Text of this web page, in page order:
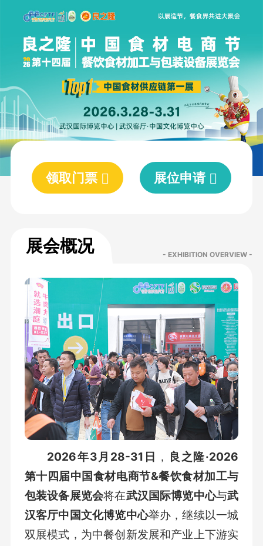
领取门票 展位申请
展会概况 - EXHIBITION OVERVIEW -
2026年3月28-31日 ， 良之隆·2026
第十四届中国食材电商节&餐饮食材加工与
包装设备展览会将在武汉国际博览中心与武
汉客厅中国文化博览中心举办，继续以一城
双展模式，为中餐创新发展和产业上下游实